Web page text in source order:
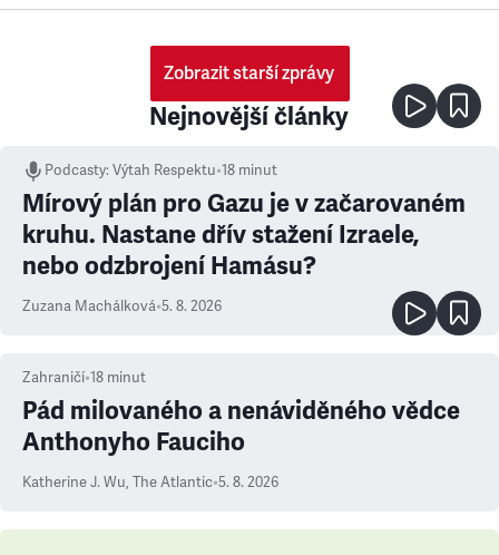
Zobrazit starší zprávy
Nejnovější články
Podcasty:Výtah Respektu•18 minut
Mírový plán pro Gazu je v začarovaném
kruhu. Nastane dřív stažení Izraele,
nebo odzbrojení Hamásu?
Zuzana Machálková•5. 8. 2026
Zahraničí•18 minut
Pád milovaného a nenáviděného vědce
Anthonyho Fauciho
Katherine J. Wu, The Atlantic•5. 8. 2026